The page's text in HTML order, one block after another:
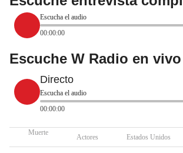
Escucha el audio
00:00:00
Escuche W Radio en
Directo
Escucha el audio
00:00:00
Muerte
Actores Estados Unidos